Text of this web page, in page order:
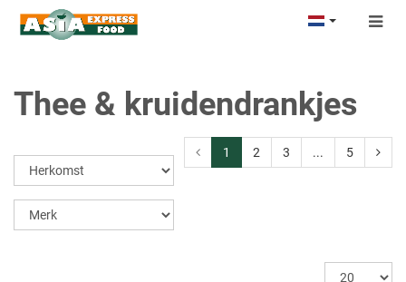
Thee & kruidendrankjes
1 2 3 ... 5